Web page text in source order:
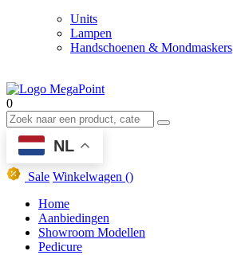
Units
Lampen
Handschoenen & Mondmaskers
0
NL
Sale Winkelwagen ()
Home
Aanbiedingen
Showroom Modellen
Pedicure